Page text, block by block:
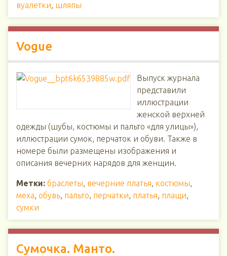
вуалетки, шляпы
Vogue
Выпуск журнала
представили
иллюстрации
женской верхней
одежды (шубы, костюмы и пальто «для улицы»),
иллюстрации сумок, перчаток и обуви. Также в
номере были размещены изображения и
описания вечерних нарядов для женщин.
Метки: браслеты, вечерние платья, костюмы,
меха, обувь, пальто, перчатки, платья, плащи,
сумки
Сумочка. Манто.